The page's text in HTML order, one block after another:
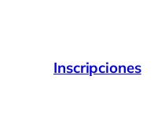
Inscripciones